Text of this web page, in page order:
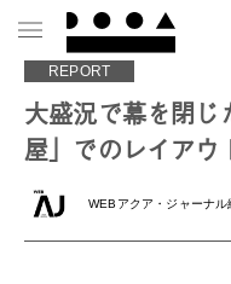
REPORT
大盛況で幕を閉じ
屋」でのレイアウ
WEBアクア・ジャーナル